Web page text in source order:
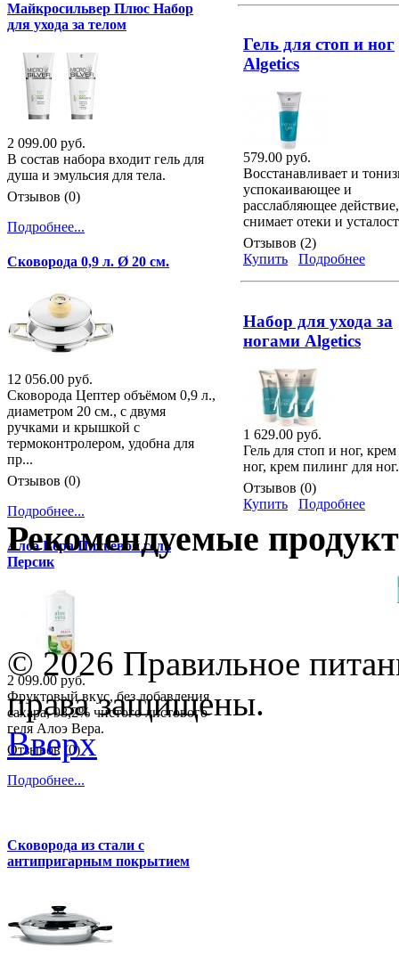
Гель для стоп и ног
Algetics
579.00 руб.
Восстанавливает и
успокаивающее и
расслабляющее действие,
снимает отеки и
Отзывов (2)
Купить
Подробнее
Набор для ухода за
ногами Algetics
1 629.00 руб.
Гель для стоп и ног, крем
ног, крем пилинг для ног.
Отзывов (0)
Купить
Подробнее
Майкросильвер Плюс Набор
для ухода за телом
2 099.00 руб.
В состав набора входит гель для
душа и эмульсия для тела.
Отзывов (0)
Подробнее...
Сковорода 0,9 л. Ø 20 см.
12 056.00 руб.
Сковорода Цептер объёмом 0,9 л.,
диаметром 20 см., с двумя
ручками и крышкой с
термоконтролером, удобна для
пр...
Отзывов (0)
Подробнее...
Алоэ Вера Питьевой гель
Персик
2 099.00 руб.
Фруктовый вкус, без добавления
сахара, 98,2% чистого листового
геля Алоэ Вера.
Отзывов (0)
Подробнее...
Сковорода из стали с
антипригарным покрытием
Рекомендуемые
© 2026 Правильное
права защищены.
Вверх